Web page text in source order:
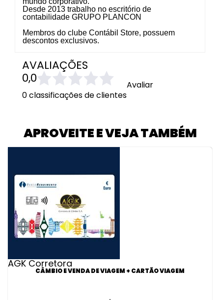
Desde 2013 trabalho no escritório de
contabilidade GRUPO PLANCON
Membros do clube Contábil Store, possuem
descontos exclusivos.
AVALIAÇÕES
0,0
0 classificações de clientes
Avaliar
APROVEITE E VEJA TAMBÉM
AGK Corretora
CÂMBIO E VENDA DE VIAGEM + CARTÃO VIAGEM